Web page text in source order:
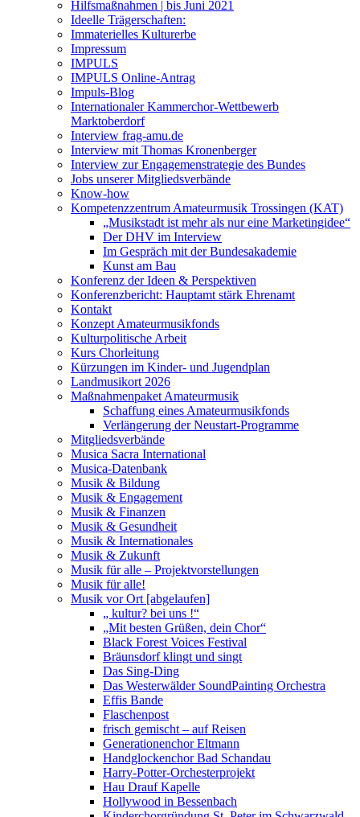
Hilfsmaßnahmen | bis Juni 2021
Ideelle Trägerschaften:
Immaterielles Kulturerbe
Impressum
IMPULS
IMPULS Online-Antrag
Impuls-Blog
Internationaler Kammerchor-Wettbewerb
Marktoberdorf
Interview frag-amu.de
Interview mit Thomas Kronenberger
Interview zur Engagemenstrategie des Bundes
Jobs unserer Mitgliedsverbände
Know-how
Kompetenzzentrum Amateurmusik Trossingen (KAT)
„Musikstadt ist mehr als nur eine Marketingidee“
Der DHV im Interview
Im Gespräch mit der Bundesakademie
Kunst am Bau
Konferenz der Ideen & Perspektiven
Konferenzbericht: Hauptamt stärk Ehrenamt
Kontakt
Konzept Amateurmusikfonds
Kulturpolitische Arbeit
Kurs Chorleitung
Kürzungen im Kinder- und Jugendplan
Landmusikort 2026
Maßnahmenpaket Amateurmusik
Schaffung eines Amateurmusikfonds
Verlängerung der Neustart-Programme
Mitgliedsverbände
Musica Sacra International
Musica-Datenbank
Musik & Bildung
Musik & Engagement
Musik & Finanzen
Musik & Gesundheit
Musik & Internationales
Musik & Zukunft
Musik für alle – Projektvorstellungen
Musik für alle!
Musik vor Ort [abgelaufen]
„ kultur? bei uns !“
„Mit besten Grüßen, dein Chor“
Black Forest Voices Festival
Bräunsdorf klingt und singt
Das Sing-Ding
Das Westerwälder SoundPainting Orchestra
Effis Bande
Flaschenpost
frisch gemischt – auf Reisen
Generationenchor Eltmann
Handglockenchor Bad Schandau
Harry-Potter-Orchesterprojekt
Hau Drauf Kapelle
Hollywood in Bessenbach